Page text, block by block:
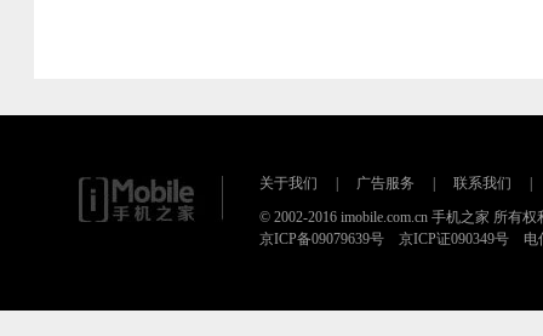
关于我们 广告服务 联系我们
© 2002-2016 imobile.com.cn 手机之家 所有权
京ICP备09079639号 京ICP证090349号 电